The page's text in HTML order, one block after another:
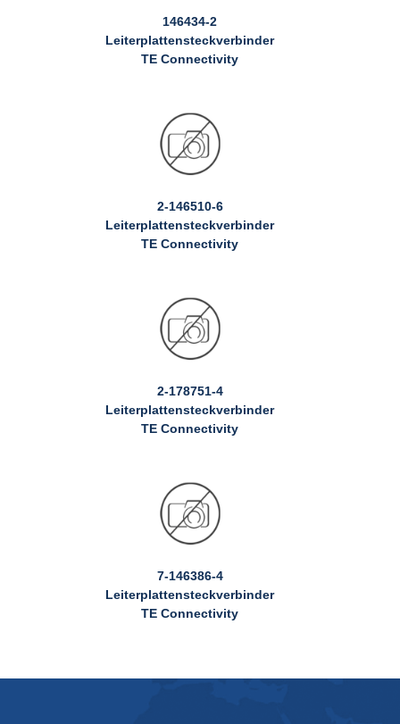
146434-2
Leiterplattensteckverbinder
TE Connectivity
2-146510-6
Leiterplattensteckverbinder
TE Connectivity
2-178751-4
Leiterplattensteckverbinder
TE Connectivity
7-146386-4
Leiterplattensteckverbinder
TE Connectivity